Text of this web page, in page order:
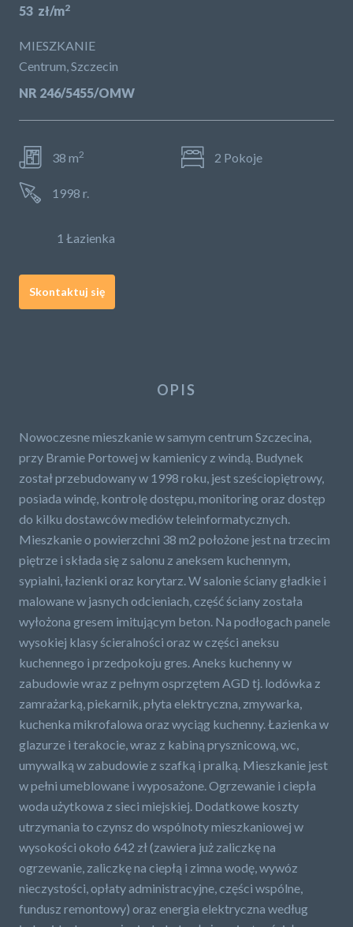
53 zł/m2
MIESZKANIE
Centrum, Szczecin
NR 246/5455/OMW
38 m2 2 Pokoje
1998 r.
1 Łazienka
Skontaktuj się
OPIS
Nowoczesne mieszkanie w samym centrum Szczecina,
przy Bramie Portowej w kamienicy z windą. Budynek
został przebudowany w 1998 roku, jest sześciopiętrowy,
posiada windę, kontrolę dostępu, monitoring oraz dostęp
do kilku dostawców mediów teleinformatycznych.
Mieszkanie o powierzchni 38 m2 położone jest na trzecim
piętrze i składa się z salonu z aneksem kuchennym,
sypialni, łazienki oraz korytarz. W salonie ściany gładkie i
malowane w jasnych odcieniach, część ściany została
wyłożona gresem imitującym beton. Na podłogach panele
wysokiej klasy ścieralności oraz w części aneksu
kuchennego i przedpokoju gres. Aneks kuchenny w
zabudowie wraz z pełnym osprzętem AGD tj. lodówka z
zamrażarką, piekarnik, płyta elektryczna, zmywarka,
kuchenka mikrofalowa oraz wyciąg kuchenny. Łazienka w
glazurze i terakocie, wraz z kabiną prysznicową, wc,
umywalką w zabudowie z szafką i pralką. Mieszkanie jest
w pełni umeblowane i wyposażone. Ogrzewanie i ciepła
woda użytkowa z sieci miejskiej. Dodatkowe koszty
utrzymania to czynsz do wspólnoty mieszkaniowej w
wysokości około 642 zł (zawiera już zaliczkę na
ogrzewanie, zaliczkę na ciepłą i zimna wodę, wywóz
nieczystości, opłaty administracyjne, części wspólne,
fundusz remontowy) oraz energia elektryczna według